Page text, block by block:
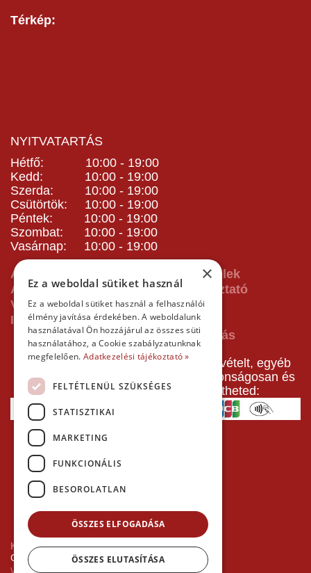
Térkép:
NYITVATARTÁS
Hétfő: 10:00 - 19:00
Kedd: 10:00 - 19:00
Szerda: 10:00 - 19:00
Csütörtök: 10:00 - 19:00
Péntek: 10:00 - 19:00
Szombat: 10:00 - 19:00
Vasárnap: 10:00 - 19:00
ÁSZF - Általános Szerződési Feltételek
Adatvédelmi és adatkezelési tájékoztató
Vásárlás előtti tájékoztató
Impresszum
A pályafoglalást, gokartverseny részvételt, egyéb
termékeinket, szolgáltatásainkat biztonságosan és
gyorsan bankkártyával is kifizetheted:
Kezdőlap
Copyright © 2026 Minden jog fenntartva!
×
Ez a weboldal sütiket használ
Ez a weboldal sütiket használ a felhasználói
élmény javítása érdekében. A weboldalunk
használatával Ön hozzájárul az összes süti
használatához, a Cookie szabályzatunknak
megfelelően. Adatkezelési tájékoztató »
FELTÉTLENÜL SZÜKSÉGES
STATISZTIKAI
MARKETING
FUNKCIONÁLIS
BESOROLATLAN
ÖSSZES ELFOGADÁSA
ÖSSZES ELUTASÍTÁSA